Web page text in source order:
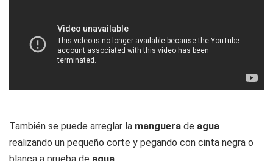
También se puede arreglar la manguera de agua
realizando un pequeño corte y pegando con cinta negra o
blanca a prueba de agua.